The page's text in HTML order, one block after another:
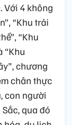
Với 4 không
“Khu trải
“Khu
“Khu
chương
chân thực
con người
qua đó